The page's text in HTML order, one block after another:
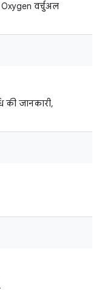
वर्चुअल
की जानकारी,